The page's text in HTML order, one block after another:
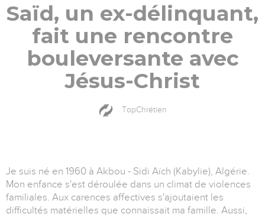
Saïd, un ex-délinquant,
fait une rencontre
bouleversante avec
Jésus-Christ
TopChrétien
Je suis né en 1960 à Akbou - Sidi Aïch (Kabylie), Algérie.
Mon enfance s'est déroulée dans un climat de violences
familiales. Aux carences affectives s'ajoutaient les
difficultés matérielles que connaissait ma famille. Aussi,